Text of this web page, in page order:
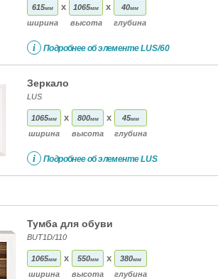
615мм
ширина
x 1065мм
высота
x 40мм
глубина
i Подробнее об элементеLUS/60
Зеркало
LUS
1065мм
ширина
x 800мм
высота
x 45мм
глубина
i Подробнее об элементеLUS
Тумба для обуви
BUT1D/110
1065мм
ширина
x 550мм
высота
x 380мм
глубина